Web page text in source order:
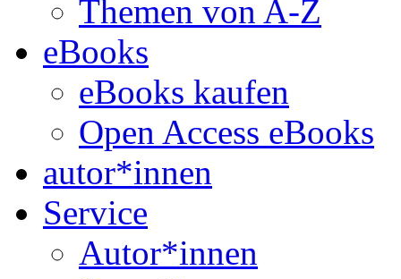
Themen von A-Z
eBooks
eBooks kaufen
Open Access eBooks
autor*innen
Service
Autor*innen